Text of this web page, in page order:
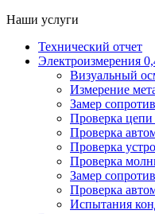
Наши услуги
Технический отчет
Электроизмерения
Визуальный
Измерение
Замер
Проверка цепи
Проверка
Проверка
Проверка
Замер
Проверка
Испытания